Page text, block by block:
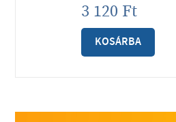
3 120 Ft
KOSÁRBA